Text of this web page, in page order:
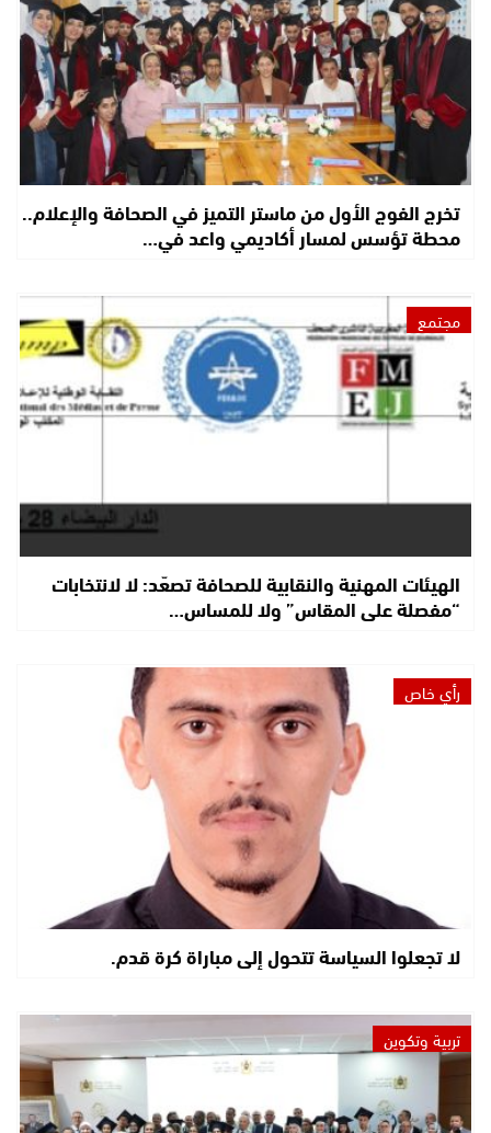
تخرج الفوج الأول من ماستر التميز في الصحافة والإعلام..
محطة تؤسس لمسار أكاديمي واعد في…
مجتمع
الهيئات المهنية والنقابية للصحافة تصعّد: لا لانتخابات
“مفصلة على المقاس” ولا للمساس…
رأي خاص
لا تجعلوا السياسة تتحول إلى مباراة كرة قدم.
تربية وتكوين